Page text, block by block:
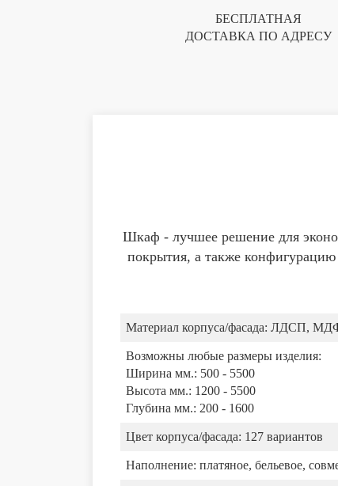
БЕСПЛАТНАЯ
ДОСТАВКА ПО АДРЕСУ
Шкаф - лучшее решение для
покрытия, а также
Материал корпуса/фасада: ЛДСП,
Возможны любые размеры изделия:
Ширина мм.: 500 - 5500
Высота мм.: 1200 - 5500
Глубина мм.: 200 - 1600
Цвет корпуса/фасада: 127 вариантов
Наполнение: платяное, бельевое,